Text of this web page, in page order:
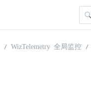
WizTelemetry 全局监控